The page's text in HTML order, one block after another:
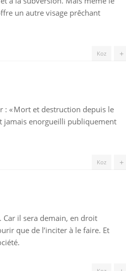
un autre visage prêchant
+
Koz
: « Mort et destruction depuis le
jamais enorgueilli publiquement
+
Koz
il sera demain, en droit
que de l’inciter à le faire. Et